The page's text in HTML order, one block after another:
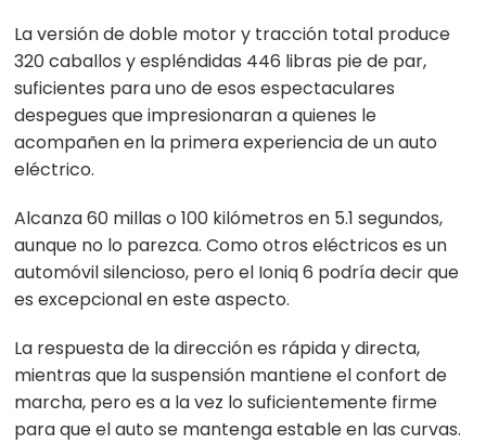
La versión de doble motor y tracción total produce
320 caballos y espléndidas 446 libras pie de par,
suficientes para uno de esos espectaculares
despegues que impresionaran a quienes le
acompañen en la primera experiencia de un auto
eléctrico.
Alcanza 60 millas o 100 kilómetros en 5.1 segundos,
aunque no lo parezca. Como otros eléctricos es un
automóvil silencioso, pero el Ioniq 6 podría decir que
es excepcional en este aspecto.
La respuesta de la dirección es rápida y directa,
mientras que la suspensión mantiene el confort de
marcha, pero es a la vez lo suficientemente firme
para que el auto se mantenga estable en las curvas.